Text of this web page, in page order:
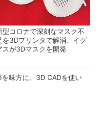
型コロナで深刻なマスク不
を3Dプリンタで解消、イグ
スが3Dマスクを開発
を味方に、3D CADを使い